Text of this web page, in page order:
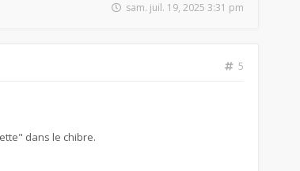
sam. juil. 19, 2025 3:31 pm
5
dans le chibre.